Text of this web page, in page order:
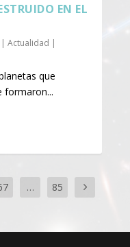
EN EL
Actualidad |
que
formaron...
… 85